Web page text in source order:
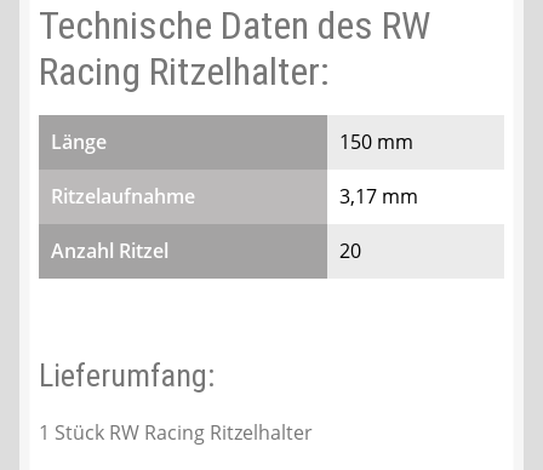
Technische Daten des RW
Racing Ritzelhalter:
Länge 150 mm
Ritzelaufnahme 3,17 mm
Anzahl Ritzel 20
Lieferumfang:
1 Stück RW Racing Ritzelhalter